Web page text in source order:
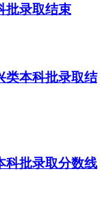
批录取结束
类本科批录取结
科批录取分数线